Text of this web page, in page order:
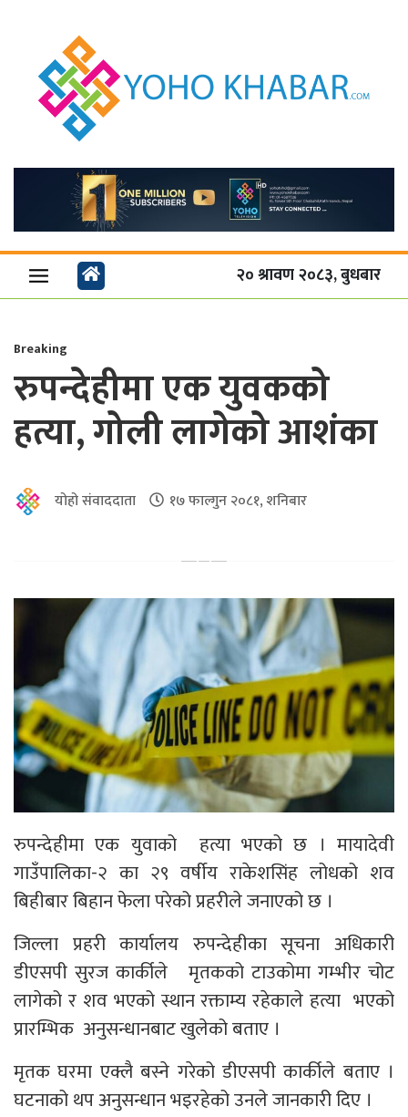
२० श्रावण २०८३, बुधबार
Breaking
रुपन्देहीमा एक युव‍कको
हत्या, गोली लागेको आशंका
योहो संवाददाता १७ फाल्गुन २०८१, शनिबार
रुपन्देहीमा एक युवाको हत्या भएको छ । मायादेवी
गाउँपालिका-२ का २९ वर्षीय राकेशसिंह लोधको शव
बिहीबार बिहान फेला परेको प्रहरीले जनाएको छ ।
जिल्ला प्रहरी कार्यालय रुपन्देहीका सूचना अधिकारी
डीएसपी सुरज कार्कीले मृतकको टाउकोमा गम्भीर चोट
लागेको र शव भएको स्थान रक्ताम्य रहेकाले हत्या भएको
प्रारम्भिक अनुसन्धानबाट खुलेको बताए ।
मृतक घरमा एक्लै बस्ने गरेको डीएसपी कार्कीले बताए ।
घटनाको थप अनुसन्धान भइरहेको उनले जानकारी दिए ।